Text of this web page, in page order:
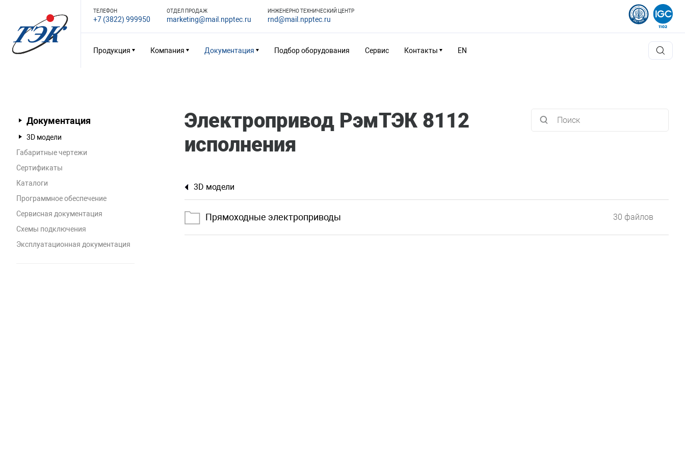
ТЕЛЕФОН
+7 (3822) 999950
ОТДЕЛ ПРОДАЖ
marketing@mail.npptec.ru
ИНЖЕНЕРНО ТЕХНИЧЕСКИЙ ЦЕНТР
rnd@mail.npptec.ru
Продукция Компания Документация Подбор оборудования Сервис Контакты EN
Документация
3D модели
Габаритные чертежи
Сертификаты
Каталоги
Программное обеспечение
Сервисная документация
Схемы подключения
Эксплуатационная документация
Электропривод РэмТЭК 8112
исполнения
3D модели
Прямоходные электроприводы 30 файлов